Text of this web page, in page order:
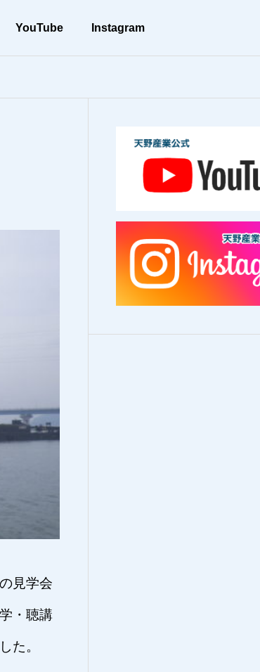
YouTube Instagram
沿革
BC（事業継続）活
BC
を実現
建築工事
未来の形を創る、建築のプロ
見学会
・聴講
た。